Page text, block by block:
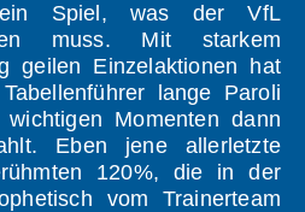
Spiel, was der VfL
muss. Mit starkem
geilen Einzelaktionen hat
lange Paroli
Momenten dann
Eben jene allerletzte
120%, die in der
vom Trainerteam